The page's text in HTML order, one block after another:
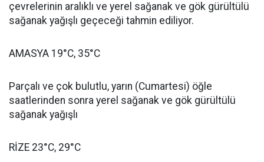
çevrelerinin aralıklı ve yerel sağanak ve gök gürültülü
sağanak yağışlı geçeceği tahmin ediliyor.
AMASYA 19°C, 35°C
Parçalı ve çok bulutlu, yarın (Cumartesi) öğle
saatlerinden sonra yerel sağanak ve gök gürültülü
sağanak yağışlı
RİZE 23°C, 29°C